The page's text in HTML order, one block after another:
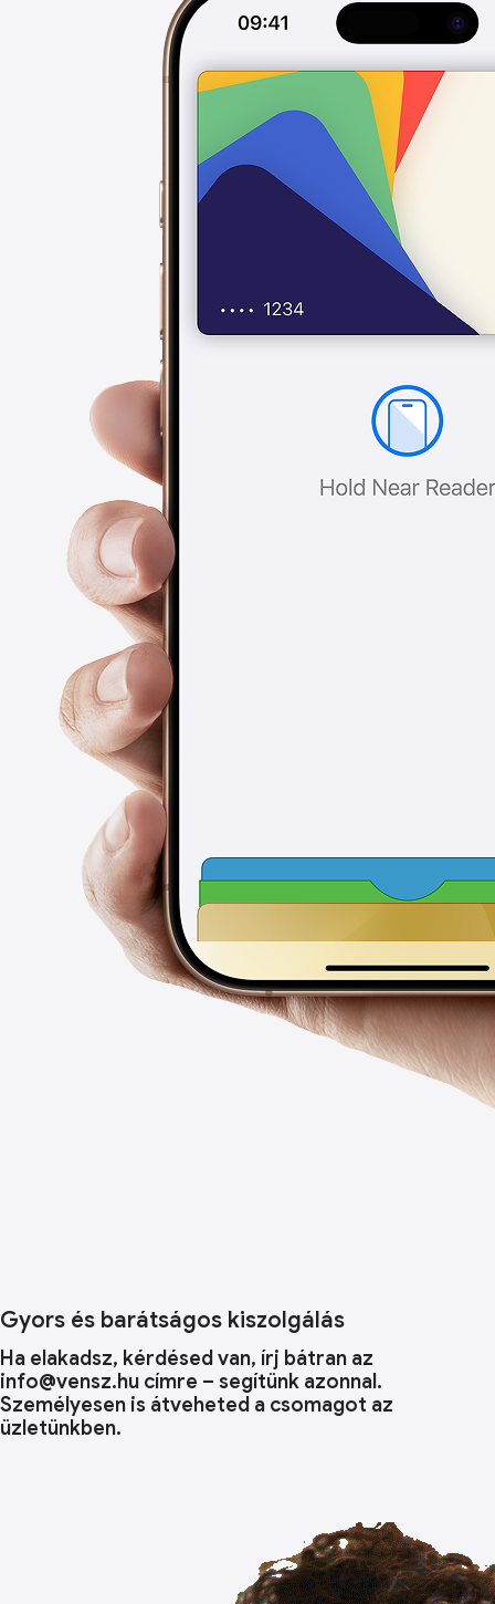
Gyors és barátságos kiszolgálás
Ha elakadsz, kérdésed van, írj bátran az
info@vensz.hu címre – segítünk azonnal.
Személyesen is átveheted a csomagot az
üzletünkben.